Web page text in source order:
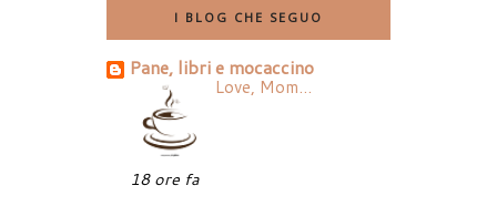
I BLOG CHE SEGUO
Pane, libri e mocaccino
Love, Mom...
18 ore fa